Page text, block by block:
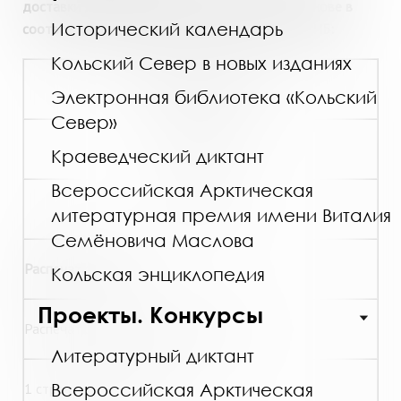
Исторический календарь
Кольский Север в новых изданиях
Электронная библиотека «Кольский
Север»
Краеведческий диктант
Всероссийская Арктическая
литературная премия имени Виталия
Семёновича Маслова
Кольская энциклопедия
Проекты. Конкурсы
Литературный диктант
Всероссийская Арктическая
доставки документов работает на платной основе в
соответствии с Перечнем платных услуг МГОУНБ:
Наименование услуги
Единица
Цена
Распечатка текста:
Распечатка текстов (черно-белая)
1 страница формата А4